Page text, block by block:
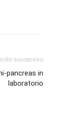
successivo
pancreas in
laboratorio